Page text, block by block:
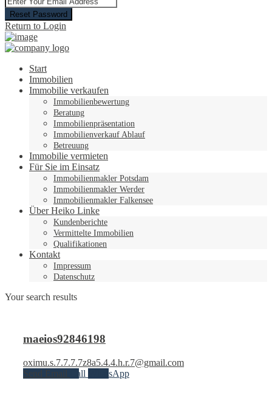
Reset Password
Return to Login
Start
Immobilien
Immobilie verkaufen
Immobilienbewertung
Beratung
Immobilienpräsentation
Immobilienverkauf Ablauf
Betreuung
Immobilie vermieten
Für Sie im Einsatz
Immobilienmakler Potsdam
Immobilienmakler Werder
Immobilienmakler Falkensee
Über Heiko Linke
Kundenberichte
Vermittelte Immobilien
Qualifikationen
Kontakt
Impressum
Datenschutz
Your search results
maeios92846198
oximu.s.7.7.7.7z8a5.4.4.h.r.7@gmail.com
Send Email
Call WhatsApp